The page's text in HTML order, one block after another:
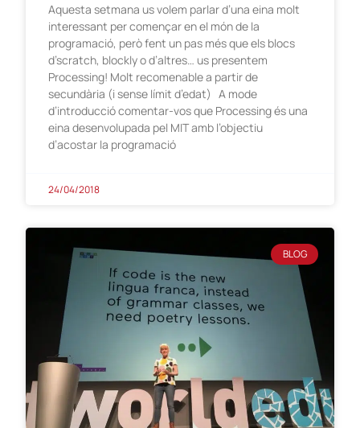
Aquesta setmana us volem parlar d’una eina molt
interessant per començar en el món de la
programació, però fent un pas més que els blocs
d’scratch, blockly o d’altres… us presentem
Processing! Molt recomenable a partir de
secundària (i sense límit d’edat) A mode
d’introducció comentar-vos que Processing és una
eina desenvolupada pel MIT amb l’objectiu
d’acostar la programació
24/04/2018
BLOG